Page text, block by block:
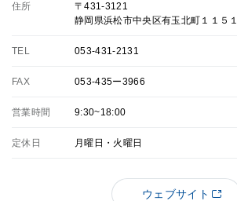
住所
〒431-3121
静岡県浜松市中央区有玉北町１１５
TEL 053-431-2131
FAX 053-435ー3966
営業時間 9:30~18:00
定休日 月曜日・火曜日
ウェブサイト